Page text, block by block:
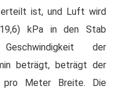
ist, und Luft wird
kPa in den Stab
der
beträgt, beträgt der
pro Meter Breite. Die